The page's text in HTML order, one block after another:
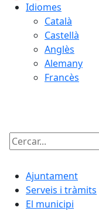
Idiomes
Català
Castellà
Anglès
Alemany
Francès
Cercar:
Ajuntament
Serveis i tràmits
El municipi